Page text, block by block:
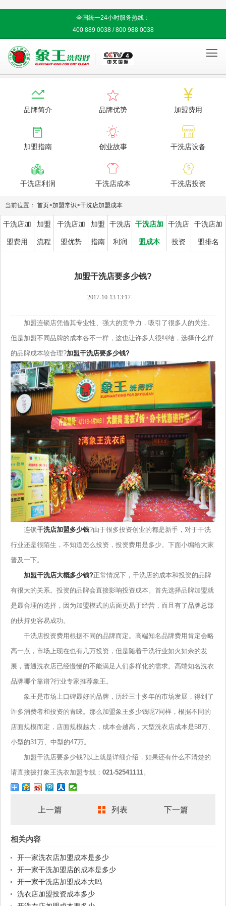
全国统一24小时服务热线：
400 889 0038 / 800 988 0038


品牌简介

品牌优势

加盟费用

加盟指南

创业故事

干洗店设备

干洗店利润

干洗店成本

干洗店投资
当前位置： 首页>加盟常识>干洗店加盟成本
干洗店加
盟费用
加盟
流程
干洗店加
盟优势
加盟
指南
干洗店
利润
干洗店加
盟成本
干洗店
投资
干洗店加
盟排名
加盟干洗店要多少钱?
2017-10-13 13:17
加盟连锁店凭借其专业性、强大的竞争力，吸引了很多人的关注。
但是加盟不同品牌的成本各不一样，这也让许多人很纠结，选择什么样
的品牌成本较合理?加盟干洗店要多少钱?
连锁干洗店加盟多少钱?由于很多投资创业的都是新手，对于干洗
行业还是很陌生，不知道怎么投资，投资费用是多少。下面小编给大家
普及一下。
加盟干洗店大概多少钱?正常情况下，干洗店的成本和投资的品牌
有很大的关系。投资的品牌会直接影响投资成本。首先选择品牌加盟就
是最合理的选择，因为加盟模式的店面更易于经营，而且有了品牌总部
的扶持更容易成功。
干洗店投资费用根据不同的品牌而定。高端知名品牌费用肯定会略
高一点，市场上现在也有几万投资，但是随着干洗行业如火如佘的发
展，普通洗衣店已经慢慢的不能满足人们多样化的需求。高端知名洗衣
品牌哪个靠谱?行业专家推荐象王。
象王是市场上口碑最好的品牌，历经三十多年的市场发展，得到了
许多消费者和投资的青睐。那么加盟象王多少钱呢?同样，根据不同的
店面规模而定，店面规模越大，成本会越高，大型洗衣店成本是58万、
小型的31万、中型的47万。
加盟干洗店要多少钱?以上就是详细介绍，如果还有什么不清楚的
请直接拨打象王洗衣加盟专线： 021-52541111。
上一篇 列表 下一篇
相关内容
开一家洗衣店加盟成本是多少
开一家干洗加盟店的成本是多少
开一家干洗店加盟成本大吗
洗衣店加盟投资成本多少